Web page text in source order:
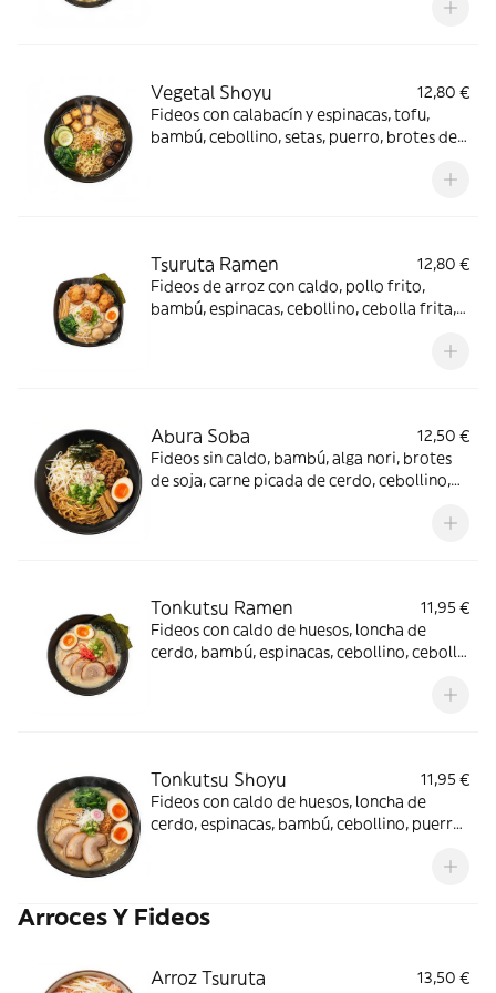
Vegetal Shoyu
12,80 €
Fideos con calabacín y espinacas, tofu,
bambú, cebollino, setas, puerro, brotes de
Tsuruta Ramen
12,80 €
Fideos de arroz con caldo, pollo frito,
bambú, espinacas, cebollino, cebolla frita,
de brotes de soja, con base de salsa tsuruta
Abura Soba
12,50 €
Fideos sin caldo, bambú, alga nori, brotes
de soja, carne picada de cerdo, cebollino,
Tonkutsu Ramen
11,95 €
Fideos con caldo de huesos, loncha de
cerdo, bambú, espinacas, cebollino, cebolla
Tonkutsu Shoyu
11,95 €
Fideos con caldo de huesos, loncha de
cerdo, espinacas, bambú, cebollino, puerro,
Arroces Y Fideos
Arroz Tsuruta
13,50 €